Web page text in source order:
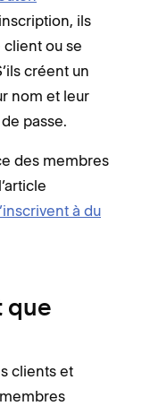
ils
ou se
créent un
nom et leur
passe.
des membres
à du
que
clients et